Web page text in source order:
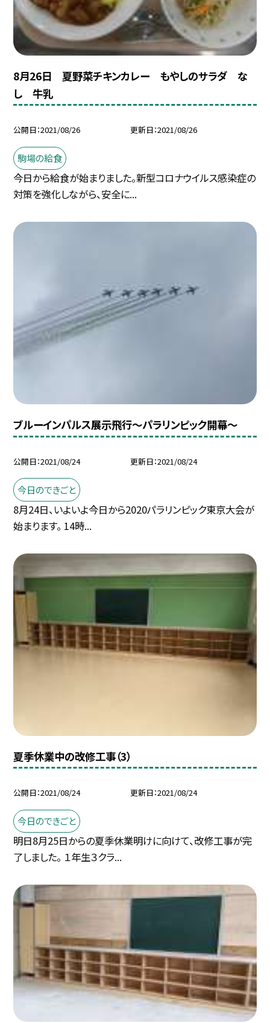
8月26日 夏野菜チキンカレー もやしのサラダ な
し 牛乳
公開日 2021/08/26 更新日 2021/08/26
駒場の給食
今日から給食が始まりました。新型コロナウイルス感染症の
対策を強化しながら、安全に...
ブルーインパルス展示飛行〜パラリンピック開幕〜
公開日 2021/08/24 更新日 2021/08/24
今日のできごと
8月24日、いよいよ今日から2020パラリンピック東京大会が
始まります。 14時...
夏季休業中の改修工事（3）
公開日 2021/08/24 更新日 2021/08/24
今日のできごと
明日8月25日からの夏季休業明けに向けて、改修工事が完
了しました。 １年生３クラ...